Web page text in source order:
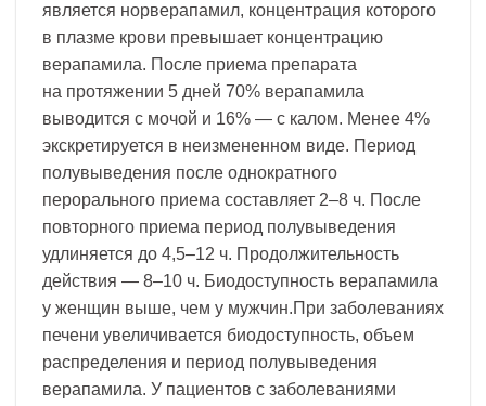
является норверапамил, концентрация которого
в плазме крови превышает концентрацию
верапамила. После приема препарата
на протяжении 5 дней 70% верапамила
выводится с мочой и 16% — с калом. Менее 4%
экскретируется в неизмененном виде. Период
полувыведения после однократного
перорального приема составляет 2–8 ч. После
повторного приема период полувыведения
удлиняется до 4,5–12 ч. Продолжительность
действия — 8–10 ч. Биодоступность верапамила
у женщин выше, чем у мужчин.При заболеваниях
печени увеличивается биодоступность, объем
распределения и период полувыведения
верапамила. У пациентов с заболеваниями